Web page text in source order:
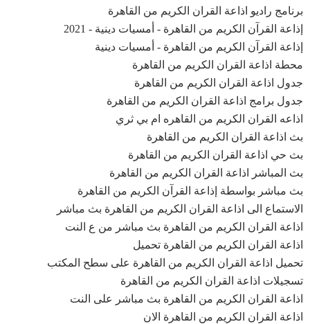
برنامج راديو اذاعة القران الكريم من القاهرة
إذاعة القرآن الكريم من القاهرة - أمسيات دينية - 2021
إذاعة القرآن الكريم من القاهرة - أمسيات دينية
محطة اذاعة القران الكريم من القاهرة
جدول اذاعة القران الكريم من القاهرة
جدول برامج اذاعة القران الكريم من القاهرة
اذاعه القران الكريم من القاهره ام بي ثري
بث اذاعة القران الكريم من القاهرة
بث حي اذاعة القران الكريم من القاهرة
بث المباشر اذاعة القران الكريم من القاهرة
بث مباشر بواسطة إذاعة القرآن الكريم من القاهرة
الاستماع الى اذاعة القران الكريم من القاهرة بث مباشر
اذاعة القران الكريم من القاهرة بث مباشر من ع النت
اذاعة القران الكريم من القاهرة تحميل
تحميل اذاعة القران الكريم من القاهرة على سطح المكتب
تسجيلات اذاعة القران الكريم من القاهرة
اذاعة القران الكريم من القاهرة بث مباشر على النت
اذاعة القران الكريم من القاهرة الان